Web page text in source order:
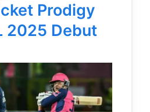
Prodigy
2025 Debut